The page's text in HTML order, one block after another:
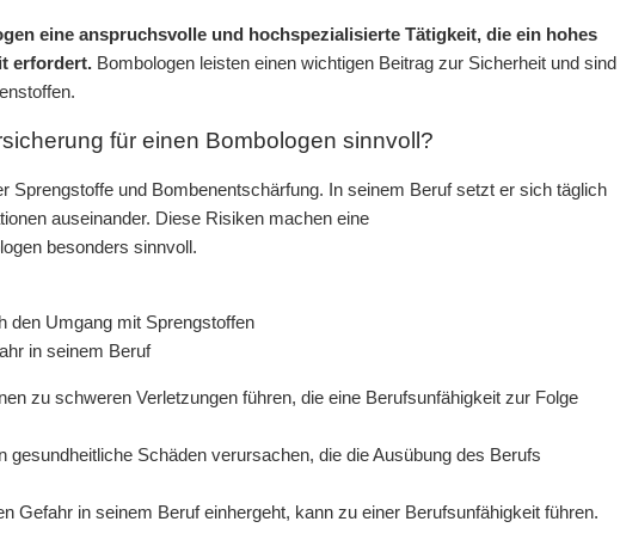
eine anspruchsvolle und hochspezialisierte Tätigkeit, die ein hohes
erfordert. Bombologen leisten einen wichtigen Beitrag zur Sicherheit und sind
für einen Bombologen sinnvoll?
Sprengstoffe und Bombenentschärfung. In seinem Beruf setzt er sich täglich
auseinander. Diese Risiken machen eine
besonders sinnvoll.
den Umgang mit Sprengstoffen
in seinem Beruf
zu schweren Verletzungen führen, die eine Berufsunfähigkeit zur Folge
Schäden verursachen, die die Ausübung des Berufs
Gefahr in seinem Beruf einhergeht, kann zu einer Berufsunfähigkeit führen.